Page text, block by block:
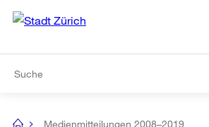
Navigation
Medienmitteilungen 2008–2019